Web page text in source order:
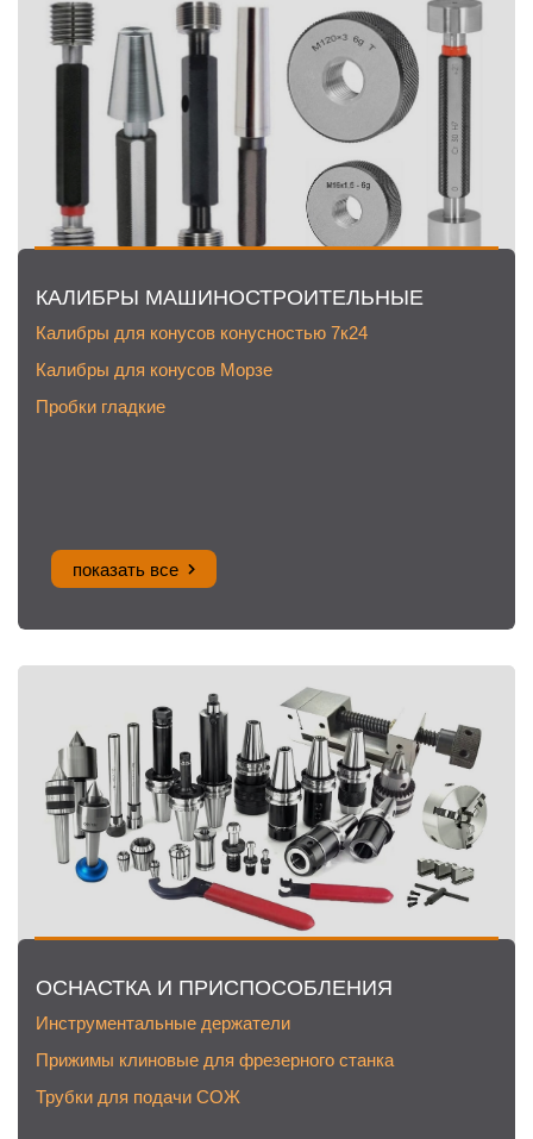
КАЛИБРЫ МАШИНОСТРОИТЕЛЬНЫЕ
Калибры для конусов конусностью 7к24
Калибры для конусов Морзе
Пробки гладкие
показать все
ОСНАСТКА И ПРИСПОСОБЛЕНИЯ
Инструментальные держатели
Прижимы клиновые для фрезерного станка
Трубки для подачи СОЖ